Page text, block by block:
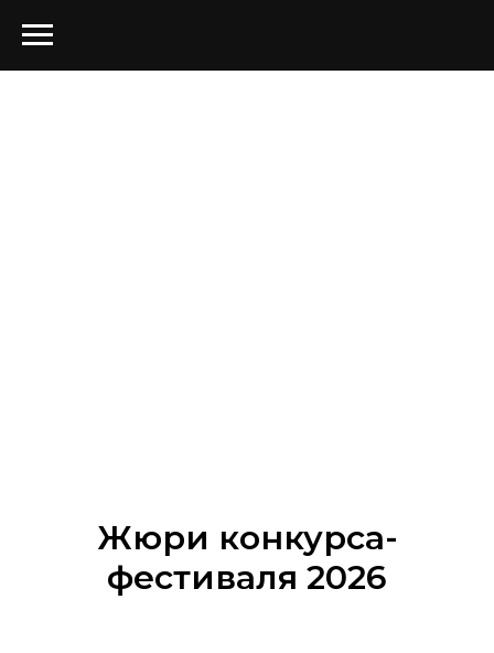
Жюри конкурса-
фестиваля 2026